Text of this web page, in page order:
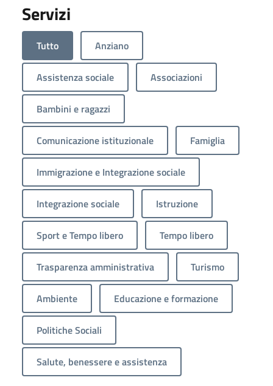
Servizi
Tutto Anziano
Assistenza sociale Associazioni
Bambini e ragazzi
Comunicazione istituzionale Famiglia
Immigrazione e Integrazione sociale
Integrazione sociale Istruzione
Sport e Tempo libero Tempo libero
Trasparenza amministrativa Turismo
Ambiente Educazione e formazione
Politiche Sociali
Salute, benessere e assistenza